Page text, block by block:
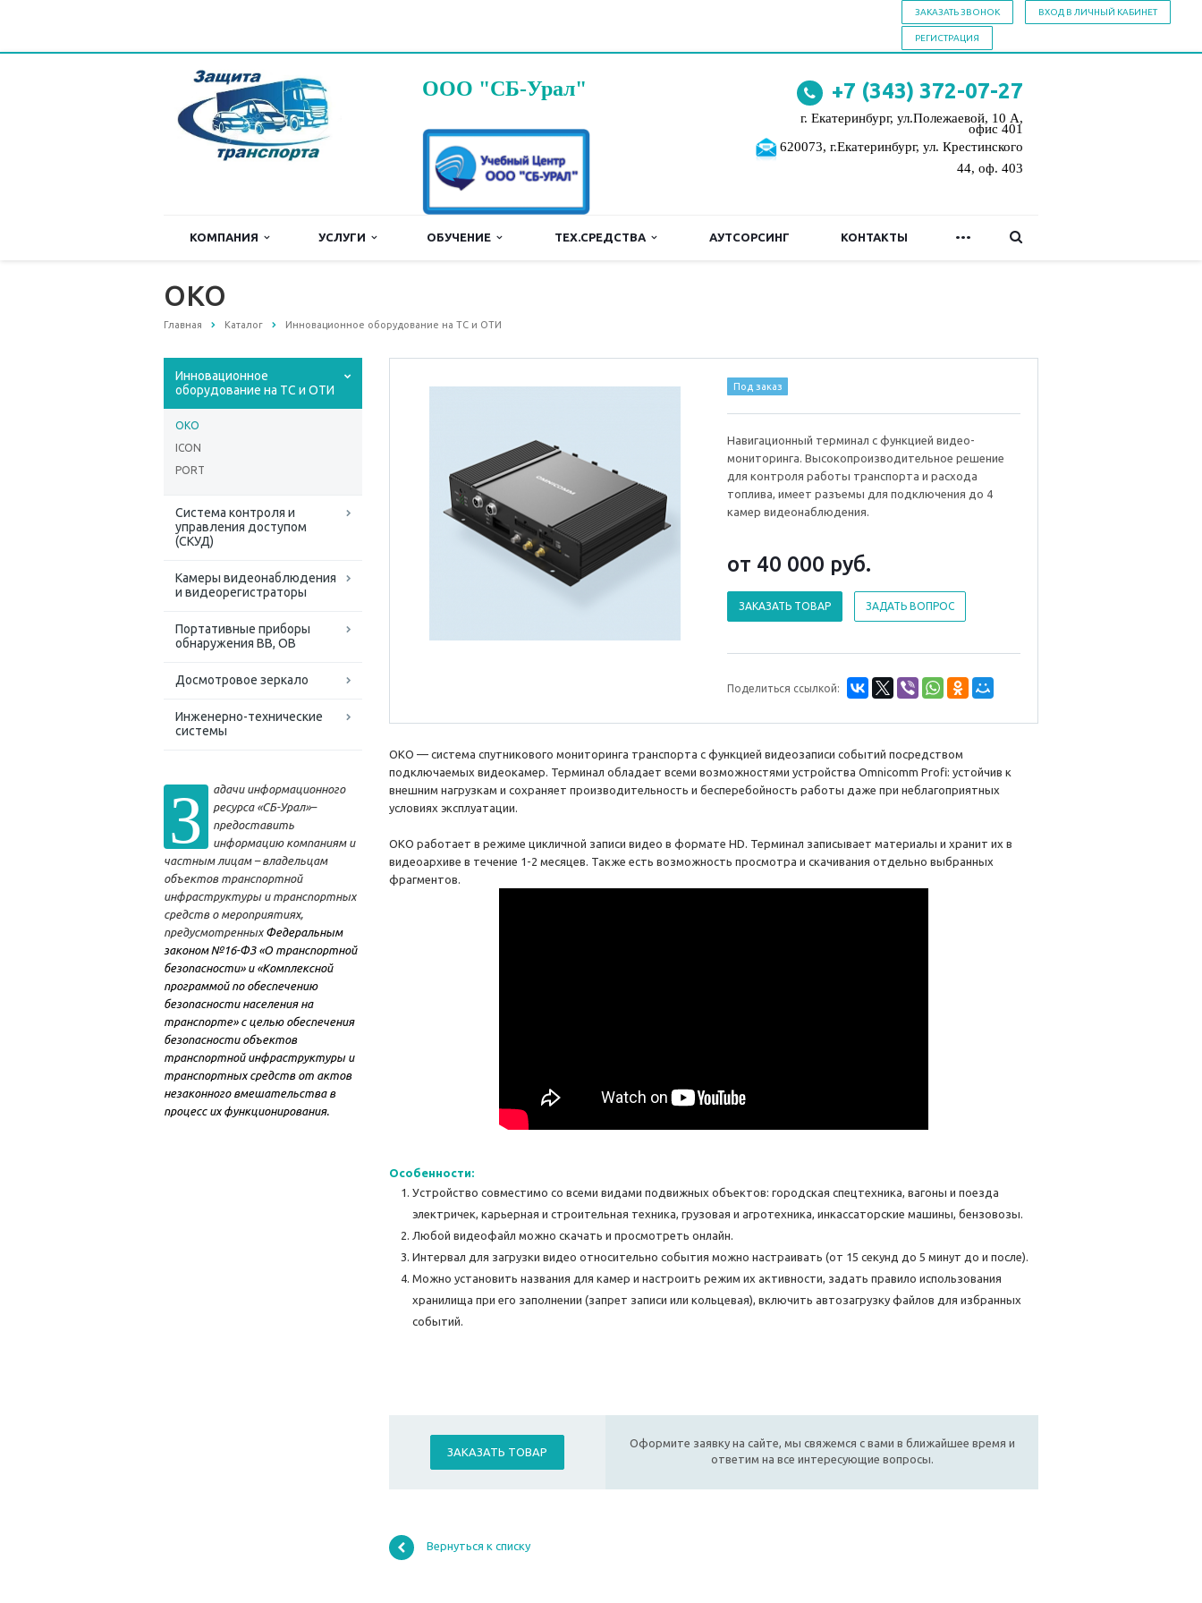
ЗАКАЗАТЬ ЗВОНОК ВХОД В ЛИЧНЫЙ КАБИНЕТ
РЕГИСТРАЦИЯ
ООО "СБ-Урал" +7 (343) 372-07-27
г. Екатеринбург, ул.Полежаевой, 10 А,
офис 401
620073, г.Екатеринбург, ул. Крестинского
44, оф. 403
КОМПАНИЯ УСЛУГИ ОБУЧЕНИЕ ТЕХ.СРЕДСТВА АУТСОРСИНГ КОНТАКТЫ ...
OKO
Главная Каталог Инновационное оборудование на ТС и ОТИ
Инновационное
оборудование на ТС и ОТИ
OKO
ICON
PORT
Система контроля и
управления доступом
(СКУД)
Камеры видеонаблюдения
и видеорегистраторы
Портативные приборы
обнаружения ВВ, ОВ
Досмотровое зеркало
Инженерно-технические
системы
З
адачи информационного
ресурса «СБ-Урал»–
предоставить
информацию компаниям и
частным лицам – владельцам
объектов транспортной
инфраструктуры и транспортных
средств о мероприятиях,
предусмотренных Федеральным
законом №16-ФЗ «О транспортной
безопасности» и «Комплексной
программой по обеспечению
безопасности населения на
транспорте» с целью обеспечения
безопасности объектов
транспортной инфраструктуры и
транспортных средств от актов
незаконного вмешательства в
процесс их функционирования.
Под заказ
Навигационный терминал с функцией видео-
мониторинга. Высокопроизводительное решение
для контроля работы транспорта и расхода
топлива, имеет разъемы для подключения до 4
камер видеонаблюдения.
от 40 000 руб.
ЗАКАЗАТЬ ТОВАР ЗАДАТЬ ВОПРОС
Поделиться ссылкой:
OKO — система спутникового мониторинга транспорта с функцией видеозаписи событий посредством
подключаемых видеокамер. Терминал обладает всеми возможностями устройства Omnicomm Profi: устойчив к
внешним нагрузкам и сохраняет производительность и бесперебойность работы даже при неблагоприятных
условиях эксплуатации.
OKO работает в режиме цикличной записи видео в формате HD. Терминал записывает материалы и хранит их в
видеоархиве в течение 1-2 месяцев. Также есть возможность просмотра и скачивания отдельно выбранных
фрагментов.
Особенности:
Устройство совместимо со всеми видами подвижных объектов: городская спецтехника, вагоны и поезда
электричек, карьерная и строительная техника, грузовая и агротехника, инкассаторские машины, бензовозы.
Любой видеофайл можно скачать и просмотреть онлайн.
Интервал для загрузки видео относительно события можно настраивать (от 15 секунд до 5 минут до и после).
Можно установить названия для камер и настроить режим их активности, задать правило использования
хранилища при его заполнении (запрет записи или кольцевая), включить автозагрузку файлов для избранных
событий.
ЗАКАЗАТЬ ТОВАР
Оформите заявку на сайте, мы свяжемся с вами в ближайшее время и
ответим на все интересующие вопросы.
Вернуться к списку